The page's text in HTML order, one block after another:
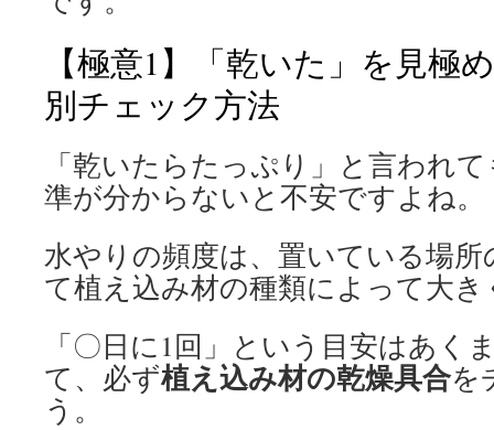
【極意1】「乾いた」を見極
別チェック方法
「乾いたらたっぷり」と言われ
準が分からないと不安ですよね。
水やりの頻度は、置いている場
て植え込み材の種類によって大
「〇日に1回」という目安はあく
て、必ず植え込み材の乾燥具合を
う。